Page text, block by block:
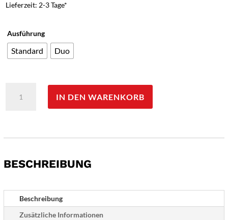
Lieferzeit: 2-3 Tage*
Ausführung
Standard Duo
Kocher
IN DEN WARENKORB
BESCHREIBUNG
Beschreibung
Zusätzliche Informationen